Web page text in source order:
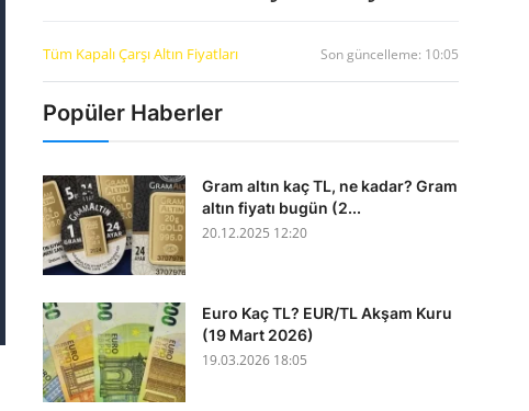
Tüm Kapalı Çarşı Altın Fiyatları Son güncelleme: 10:05
Popüler Haberler
Gram altın kaç TL, ne kadar? Gram
altın fiyatı bugün (2...
20.12.2025 12:20
Euro Kaç TL? EUR/TL Akşam Kuru
(19 Mart 2026)
19.03.2026 18:05